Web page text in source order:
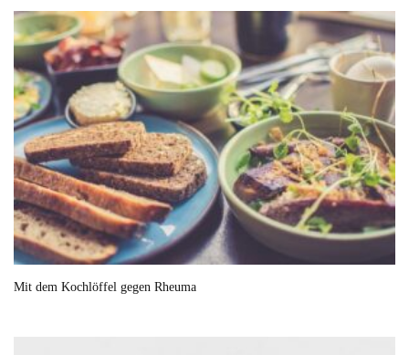
Mit dem Kochlöffel gegen Rheuma